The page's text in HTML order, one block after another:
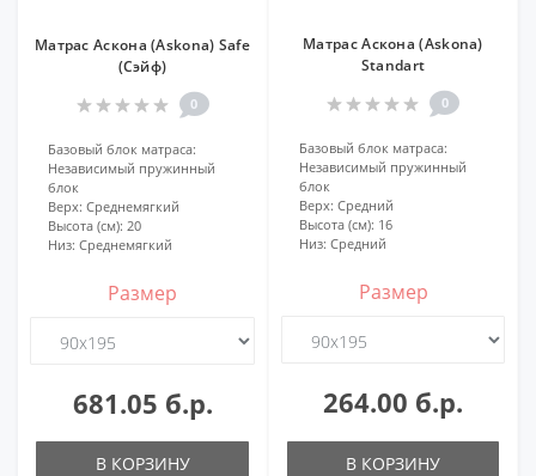
Матрас Аскона (Askona) Safe
(Сэйф)
0
Базовый блок матраса:
Независимый пружинный
блок
Верх: Среднемягкий
Высота (см): 20
Низ: Среднемягкий
Размер
681.05 б.р.
В КОРЗИНУ
Матрас Аскона (Askona)
Standart
0
Базовый блок матраса:
Независимый пружинный
блок
Верх: Средний
Высота (см): 16
Низ: Средний
Размер
264.00 б.р.
В КОРЗИНУ